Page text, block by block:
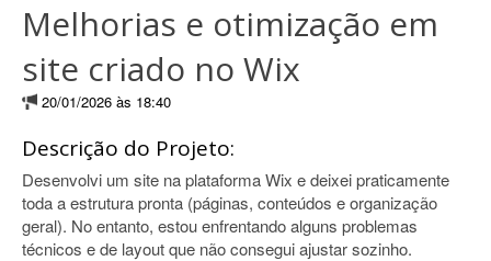
Melhorias e otimização em
site criado no Wix
20/01/2026 às 18:40
Descrição do Projeto:
Desenvolvi um site na plataforma Wix e deixei praticamente
toda a estrutura pronta (páginas, conteúdos e organização
geral). No entanto, estou enfrentando alguns problemas
técnicos e de layout que não consegui ajustar sozinho.